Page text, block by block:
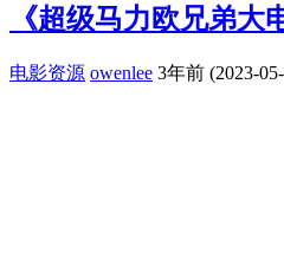
《超级马力欧兄弟大
电影资源 owenlee 3年前 (2023-